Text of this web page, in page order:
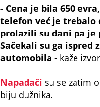
- Cena je bila 650
telefon već je trebalo
prolazili su dani pa je
Sačekali su ga ispred
automobila - kaže
Napadači su se zatim
biju dužnika.